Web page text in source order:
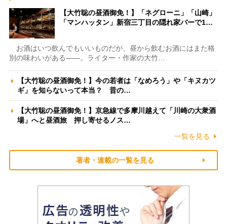
【大竹聡の昼酒御免！】「ネグローニ」「山崎」
「マンハッタン」新宿三丁目の隠れ家バーで1…
お酒はいつ飲んでもいいものだが、昼から飲むお酒にはまた格
別の味わいがある――。ライター・作家の大竹…
【大竹聡の昼酒御免！】今の若者は「なめろう」や「キヌカツ
ギ」を知らないって本当？ 昔の…
【大竹聡の昼酒御免！】京急線で多摩川越えて「川崎の大衆酒
場」へと昼酒旅 押し寄せるノス…
一覧を見る
著者・連載の一覧を見る